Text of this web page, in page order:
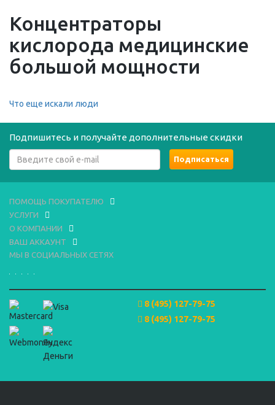
Концентраторы
кислорода медицинские
большой мощности
Что еще искали люди
Подпишитесь и получайте дополнительные скидки
ПОМОЩЬ ПОКУПАТЕЛЮ
УСЛУГИ
О КОМПАНИИ
ВАШ АККАУНТ
МЫ В СОЦИАЛЬНЫХ СЕТЯХ
8 (495) 127-79-75
8 (495) 127-79-75